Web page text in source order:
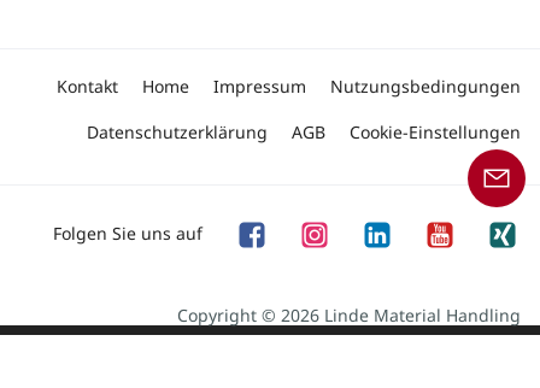
Kontakt Home Impressum
Nutzungsbedingungen
Datenschutzerklärung
AGB Cookie-Einstellungen
Folgen Sie uns auf
Copyright © 2026 Linde Material Handling